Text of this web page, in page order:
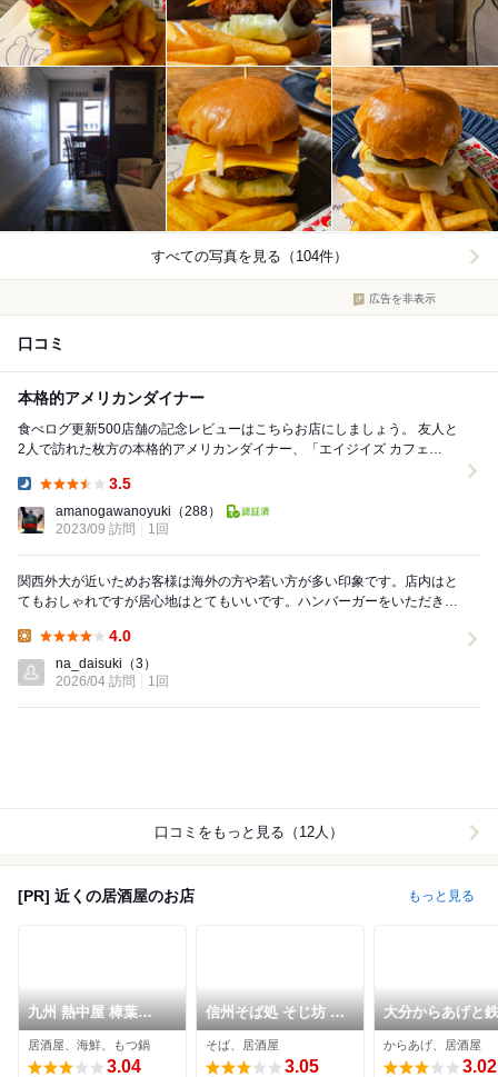
すべての写真を見る（104件）
広告を非表示
口コミ
本格的アメリカンダイナー
食べログ更新500店舗の記念レビューはこちらお店にしましょう。 友人と
2人で訪れた枚方の本格的アメリカンダイナー、「エイジイズ カフェ
3.5
amanogawanoyuki （288）
2023/09 訪問
1回
関西外大が近いためお客様は海外の方や若い方が多い印象です。店内はと
てもおしゃれですが居心地はとてもいいです。ハンバーガーをいただきま
4.0
na_daisuki （3）
2026/04 訪問
1回
口コミをもっと見る（12人）
[PR] 近くの居酒屋のお店 もっと見る
九州 熱中屋 樟葉
LIVE
居酒屋、海鮮、もつ鍋
3.04
信州そば処 そじ坊 枚
方サンプラザ3号館店
そば、居酒屋
3.05
大分からあげと
香里園応援団 勝
からあげ、居酒屋
3.02